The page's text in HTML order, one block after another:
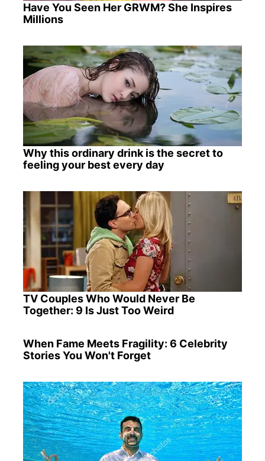
Have You Seen Her GRWM? She Inspires
Millions
Why this ordinary drink is the secret to
feeling your best every day
TV Couples Who Would Never Be
Together: 9 Is Just Too Weird
When Fame Meets Fragility: 6 Celebrity
Stories You Won't Forget